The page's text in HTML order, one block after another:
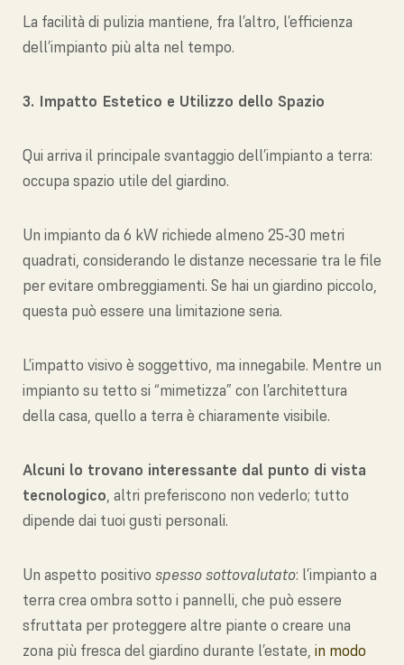
La facilità di pulizia mantiene, fra l’altro, l’efficienza
dell’impianto più alta nel tempo.
3. Impatto Estetico e Utilizzo dello Spazio
Qui arriva il principale svantaggio dell’impianto a terra:
occupa spazio utile del giardino.
Un impianto da 6 kW richiede almeno 25-30 metri
quadrati, considerando le distanze necessarie tra le file
per evitare ombreggiamenti. Se hai un giardino piccolo,
questa può essere una limitazione seria.
L’impatto visivo è soggettivo, ma innegabile. Mentre un
impianto su tetto si “mimetizza” con l’architettura
della casa, quello a terra è chiaramente visibile.
Alcuni lo trovano interessante dal punto di vista
tecnologico, altri preferiscono non vederlo; tutto
dipende dai tuoi gusti personali.
Un aspetto positivo spesso sottovalutato: l’impianto a
terra crea ombra sotto i pannelli, che può essere
sfruttata per proteggere altre piante o creare una
zona più fresca del giardino durante l’estate, in modo